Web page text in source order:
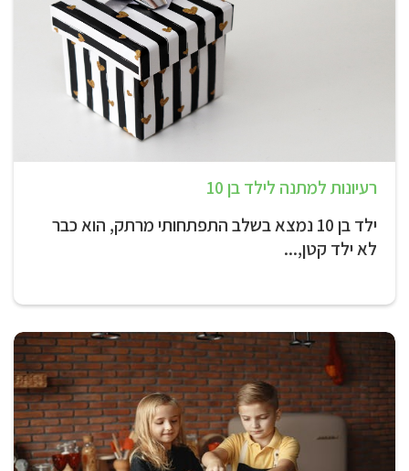
רעיונות למתנה לילד בן 10
ילד בן 10 נמצא בשלב התפתחותי מרתק, הוא כבר
לא ילד קטן,...